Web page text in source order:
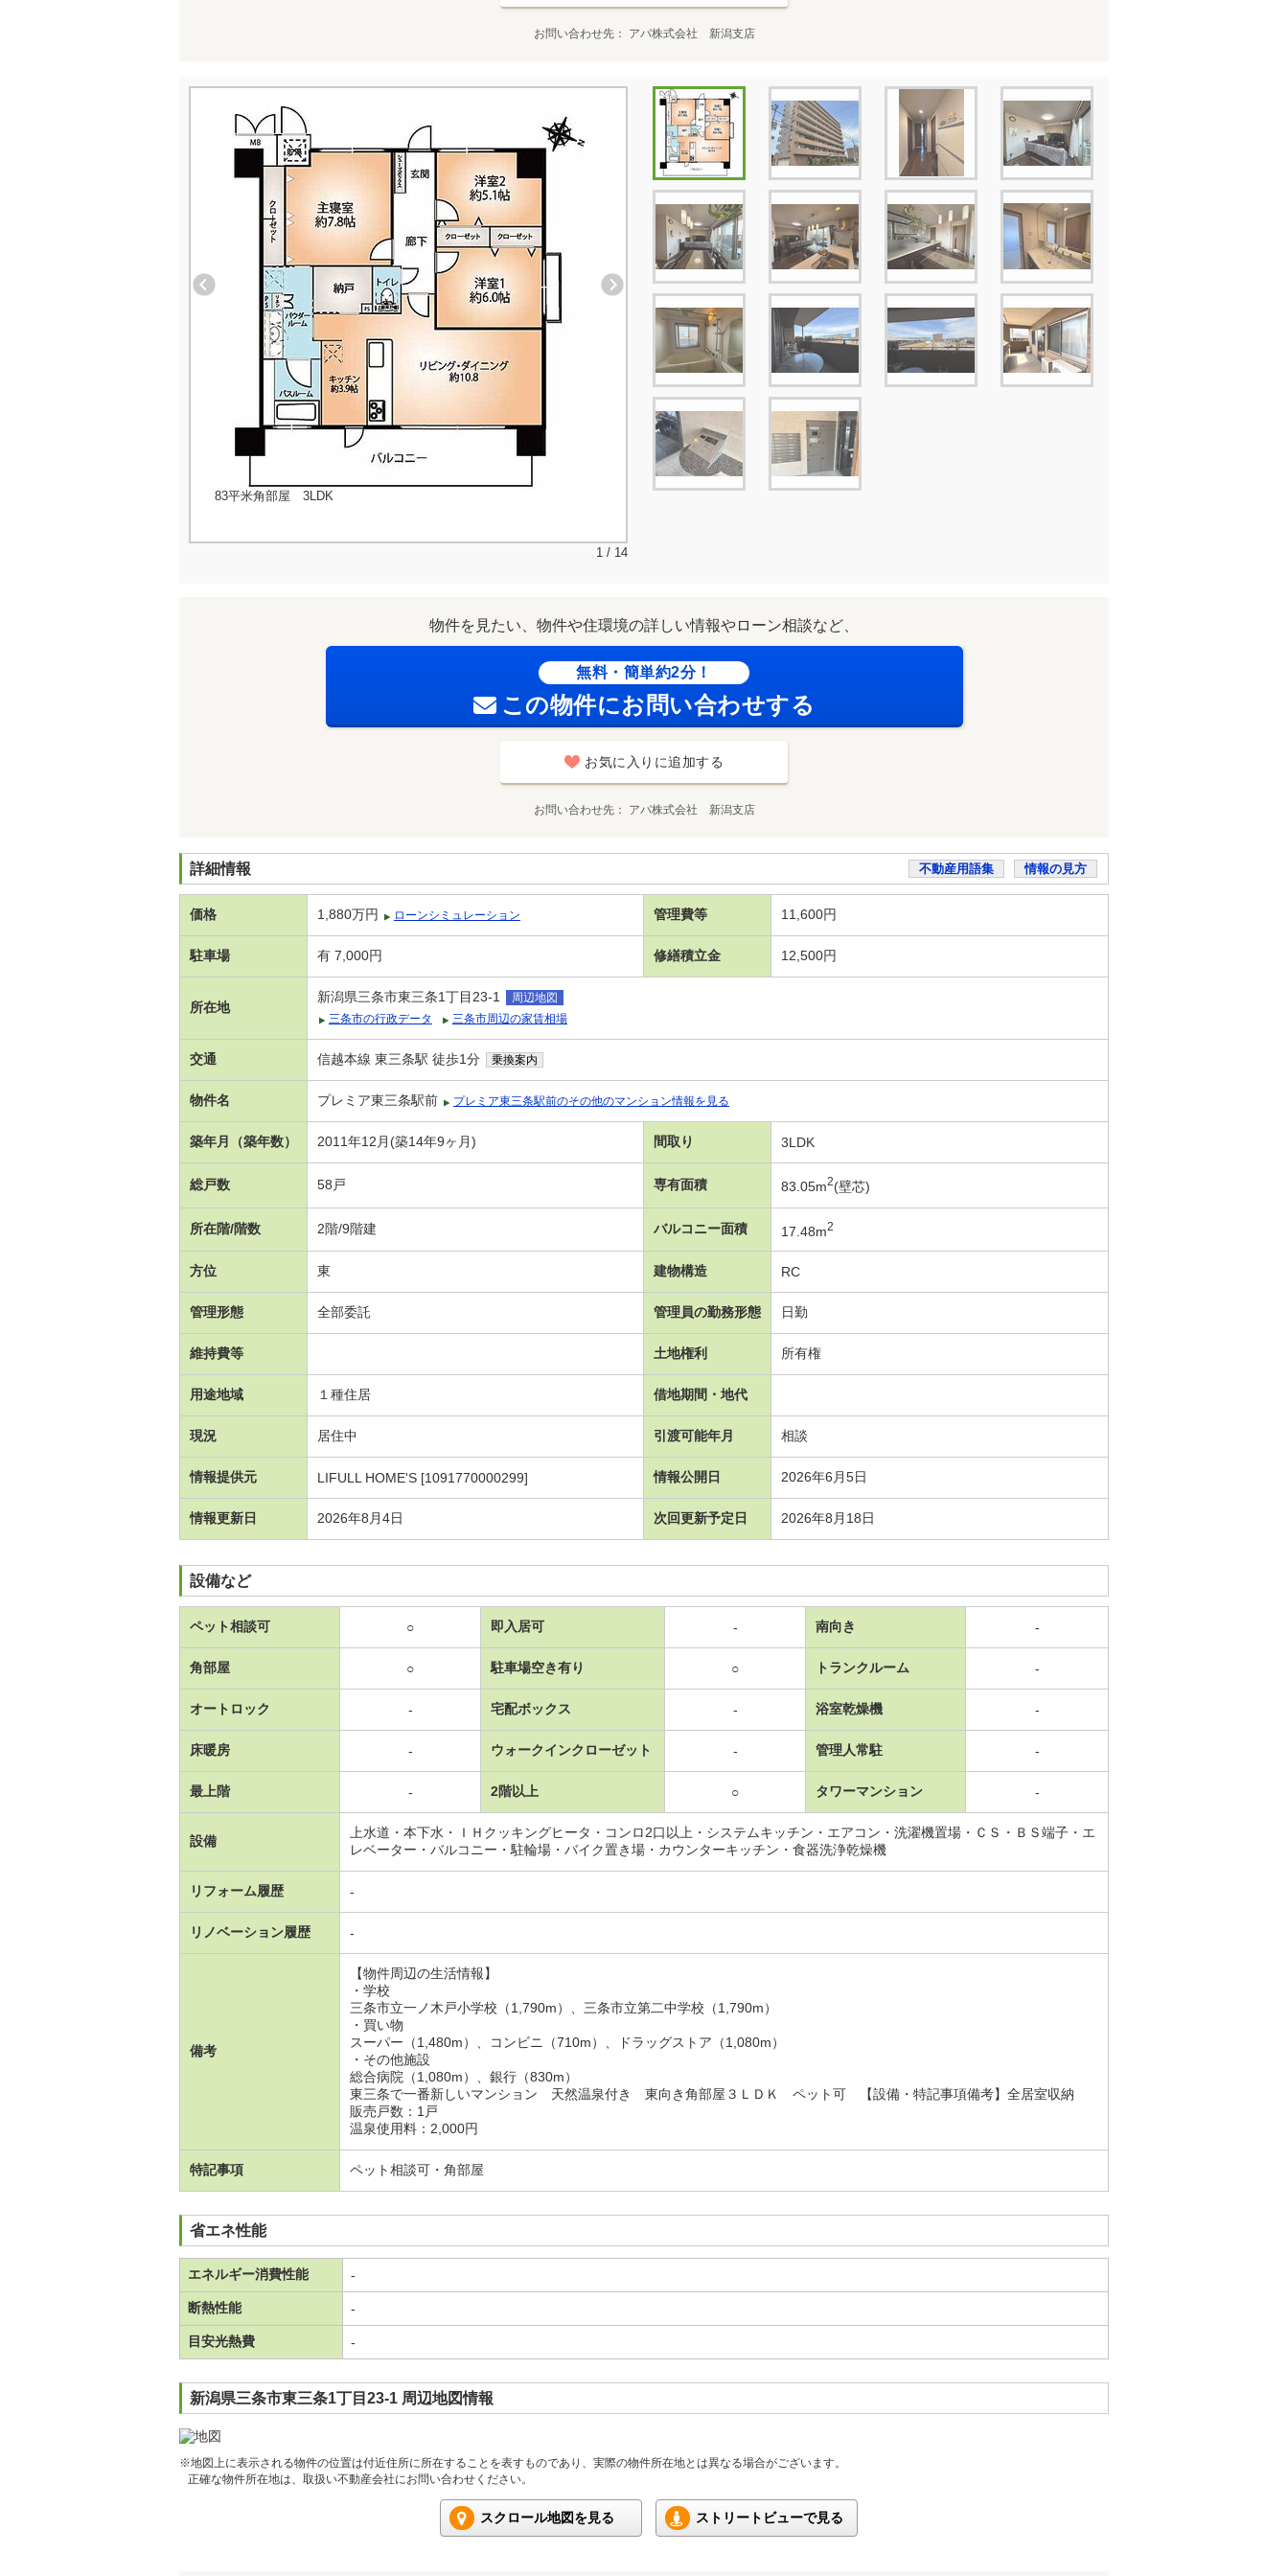
お問い合わせ先 アパ株式会社 新潟支店
83平米角部屋 3LDK
1 / 14
物件を見たい、物件や住環境の詳しい情報やローン相談など、
無料・簡単約2分！
この物件にお問い合わせする
お気に入りに追加する
お問い合わせ先 アパ株式会社 新潟支店
詳細情報 不動産用語集 情報の見方
価格 1,880万円 ローンシミュレーション 管理費等 11,600円
駐車場 有 7,000円 修繕積立金 12,500円
所在地
新潟県三条市東三条1丁目23-1
周辺地図
三条市の行政データ
三条市周辺の家賃相場
交通 信越本線 東三条駅 徒歩1分 乗換案内
物件名 プレミア東三条駅前 プレミア東三条駅前のその他のマンション情報を見る
築年月（築年数） 2011年12月(築14年9ヶ月) 間取り 3LDK
総戸数 58戸 専有面積 83.05m2(壁芯)
所在階/階数 2階/9階建 バルコニー面積 17.48m2
方位 東 建物構造 RC
管理形態 全部委託 管理員の勤務形態 日勤
維持費等 土地権利 所有権
用途地域 １種住居 借地期間・地代
現況 居住中 引渡可能年月 相談
情報提供元 LIFULL HOME'S [1091770000299] 情報公開日 2026年6月5日
情報更新日 2026年8月4日 次回更新予定日 2026年8月18日
設備など
ペット相談可 ○ 即入居可 - 南向き -
角部屋 ○ 駐車場空き有り ○ トランクルーム -
オートロック - 宅配ボックス - 浴室乾燥機 -
床暖房 - ウォークインクローゼット - 管理人常駐 -
最上階 - 2階以上 ○ タワーマンション -
設備
上水道・本下水・ＩＨクッキングヒータ・コンロ2口以上・システムキッチン・エアコン・洗濯機置場・ＣＳ・ＢＳ端子・エ
レベーター・バルコニー・駐輪場・バイク置き場・カウンターキッチン・食器洗浄乾燥機
リフォーム履歴 -
リノベーション履歴 -
備考
【物件周辺の生活情報】
・学校
三条市立一ノ木戸小学校（1,790m）、三条市立第二中学校（1,790m）
・買い物
スーパー（1,480m）、コンビニ（710m）、ドラッグストア（1,080m）
・その他施設
総合病院（1,080m）、銀行（830m）
東三条で一番新しいマンション 天然温泉付き 東向き角部屋３ＬＤＫ ペット可 【設備・特記事項備考】全居室収納
販売戸数：1戸
温泉使用料：2,000円
特記事項 ペット相談可・角部屋
省エネ性能
エネルギー消費性能 -
断熱性能 -
目安光熱費 -
新潟県三条市東三条1丁目23-1 周辺地図情報
※地図上に表示される物件の位置は付近住所に所在することを表すものであり、実際の物件所在地とは異なる場合がございます。
正確な物件所在地は、取扱い不動産会社にお問い合わせください。
スクロール地図を見る ストリートビューで見る